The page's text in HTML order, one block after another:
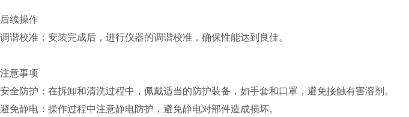
后续操作
调谐校准：安装完成后，进行仪器的调谐校准，确保性能达到良佳。
注意事项
安全防护：在拆卸和清洗过程中，佩戴适当的防护装备，如手套和口罩，避免接触有害溶剂。
避免静电：操作过程中注意静电防护，避免静电对部件造成损坏。